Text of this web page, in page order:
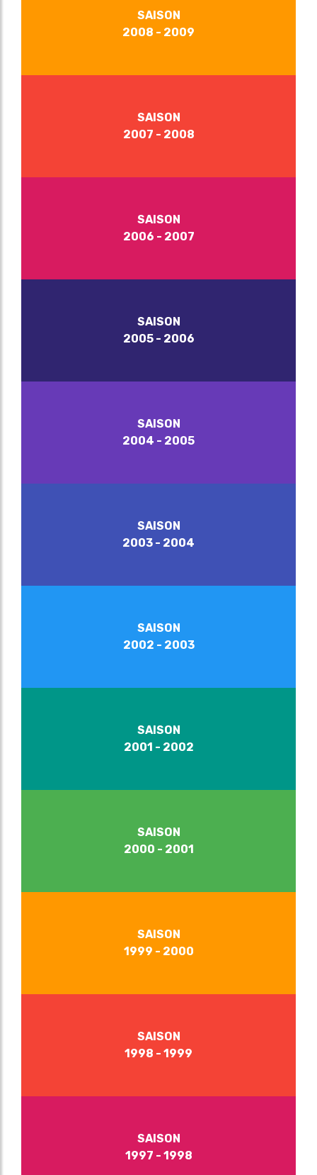
SAISON
2008 - 2009
SAISON
2007 - 2008
SAISON
2006 - 2007
SAISON
2005 - 2006
SAISON
2004 - 2005
SAISON
2003 - 2004
SAISON
2002 - 2003
SAISON
2001 - 2002
SAISON
2000 - 2001
SAISON
1999 - 2000
SAISON
1998 - 1999
SAISON
1997 - 1998